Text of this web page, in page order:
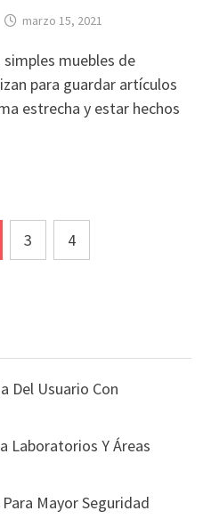
marzo 15, 2021
muebles de
para guardar artículos
estrecha y estar hechos
3 4
Del Usuario Con
Laboratorios Y Áreas
Mayor Seguridad